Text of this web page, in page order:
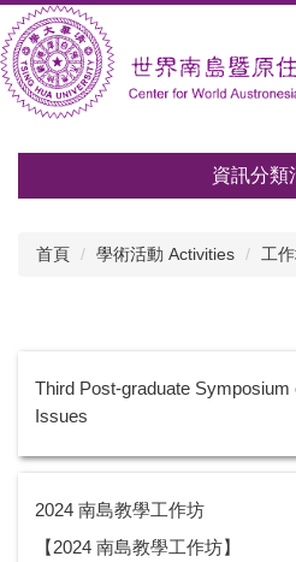
跳
到
主
要
資訊分類
成員 Members
活動報導與影音 Albums
跨領域學分學程 Program
首頁 學術活動 Activities 工
Third Post-graduate Symposium
Issues
2024 南島教學工作坊
【2024 南島教學工作坊】